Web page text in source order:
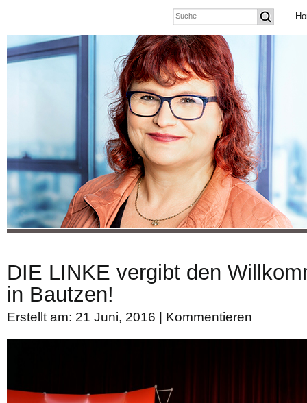
DIE LINKE vergibt den
in Bautzen!
Erstellt am: 21 Juni, 2016 | Kommentieren